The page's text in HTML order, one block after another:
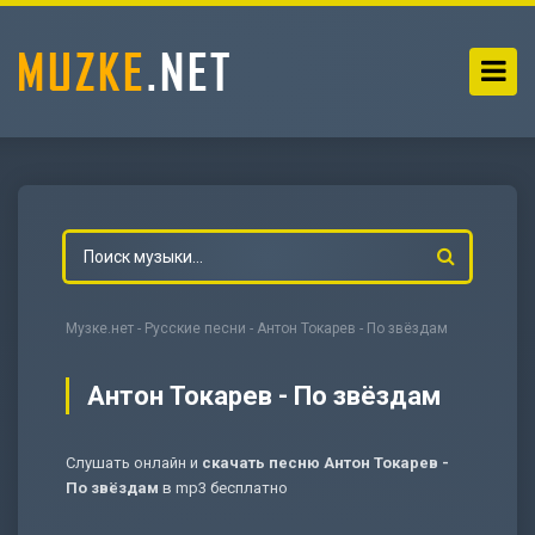
Музке.нет - Русские песни - Антон Токарев - По звёздам
Антон Токарев - По звёздам
Слушать онлайн и скачать песню Антон Токарев -
По звёздам в mp3 бесплатно